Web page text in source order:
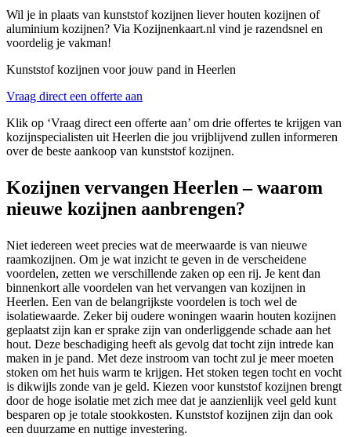
Wil je in plaats van kunststof kozijnen liever houten kozijnen of
aluminium kozijnen? Via Kozijnenkaart.nl vind je razendsnel en
voordelig je vakman!
Kunststof kozijnen voor jouw pand in Heerlen
Vraag direct een offerte aan
Klik op ‘Vraag direct een offerte aan’ om drie offertes te krijgen van
kozijnspecialisten uit Heerlen die jou vrijblijvend zullen informeren
over de beste aankoop van kunststof kozijnen.
Kozijnen vervangen Heerlen – waarom
nieuwe kozijnen aanbrengen?
Niet iedereen weet precies wat de meerwaarde is van nieuwe
raamkozijnen. Om je wat inzicht te geven in de verscheidene
voordelen, zetten we verschillende zaken op een rij. Je kent dan
binnenkort alle voordelen van het vervangen van kozijnen in
Heerlen. Een van de belangrijkste voordelen is toch wel de
isolatiewaarde. Zeker bij oudere woningen waarin houten kozijnen
geplaatst zijn kan er sprake zijn van onderliggende schade aan het
hout. Deze beschadiging heeft als gevolg dat tocht zijn intrede kan
maken in je pand. Met deze instroom van tocht zul je meer moeten
stoken om het huis warm te krijgen. Het stoken tegen tocht en vocht
is dikwijls zonde van je geld. Kiezen voor kunststof kozijnen brengt
door de hoge isolatie met zich mee dat je aanzienlijk veel geld kunt
besparen op je totale stookkosten. Kunststof kozijnen zijn dan ook
een duurzame en nuttige investering.